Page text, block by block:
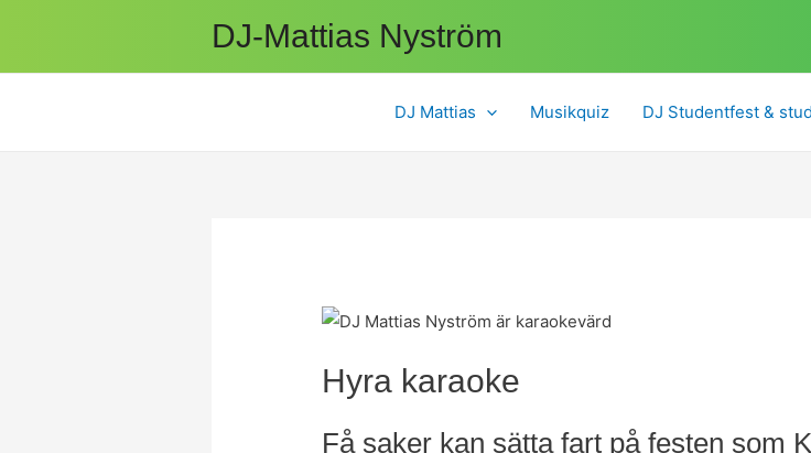
DJ-Mattias Nyström
DJ Mattias Musikquiz DJ Studentfest &
Hyra karaoke
Få saker kan sätta fart på festen som